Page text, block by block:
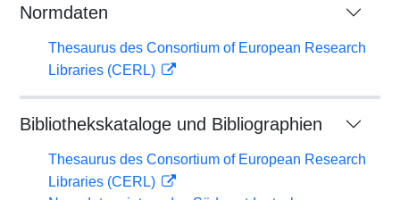
Normdaten
Thesaurus des Consortium of European Research
Libraries (CERL)
Bibliothekskataloge und Bibliographien
Thesaurus des Consortium of European Research
Libraries (CERL)